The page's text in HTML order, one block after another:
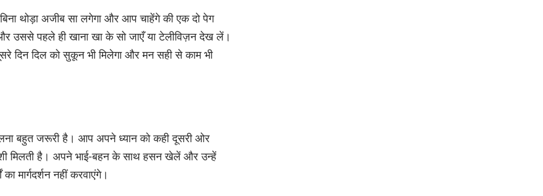
थोड़ा अजीब सा लगेगा और आप चाहेंगे की एक दो पेग
पहले ही खाना खा के सो जाएँ या टेलीविज़न देख लें।
दिन दिल को सुकून भी मिलेगा और मन सही से काम भी
बहुत जरूरी है। आप अपने ध्यान को कही दूसरी ओर
मिलती है। अपने भाई-बहन के साथ हसन खेलें और उन्हें
मार्गदर्शन नहीं करवाएंगे।